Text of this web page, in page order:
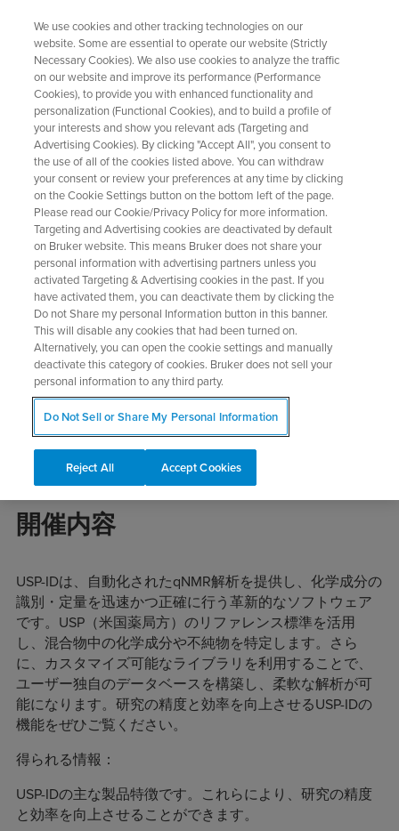
WEBINAR
ワンクリックで化学成分の識
別・定量を実現するqNMR解析
ソフトウェアUSP-IDのご紹介
USP-ID; a qNMR analysis software that enables
identification and quantification of chemical
components with one click
オンデマンドで見る
開催内容
USP-IDは、自動化されたqNMR解析を提供し、化学成分の
識別・定量を迅速かつ正確に行う革新的なソフトウェア
です。USP（米国薬局方）のリファレンス標準を活用
し、混合物中の化学成分や不純物を特定します。さら
に、カスタマイズ可能なライブラリを利用することで、
ユーザー独自のデータベースを構築し、柔軟な解析が可
能になります。研究の精度と効率を向上させるUSP-IDの
機能をぜひご覧ください。
得られる情報：
USP-IDの主な製品特徴です。これらにより、研究の精度
と効率を向上させることができます。
We use cookies and other tracking technologies on our
website. Some are essential to operate our website (Strictly
Necessary Cookies). We also use cookies to analyze the traffic
on our website and improve its performance (Performance
Cookies), to provide you with enhanced functionality and
personalization (Functional Cookies), and to build a profile of
your interests and show you relevant ads (Targeting and
Advertising Cookies). By clicking "Accept All", you consent to
the use of all of the cookies listed above. You can withdraw
your consent or review your preferences at any time by clicking
on the Cookie Settings button on the bottom left of the page.
Please read our Cookie/Privacy Policy for more information.
Targeting and Advertising cookies are deactivated by default
on Bruker website. This means Bruker does not share your
personal information with advertising partners unless you
activated Targeting & Advertising cookies in the past. If you
have activated them, you can deactivate them by clicking the
Do not Share my personal Information button in this banner.
This will disable any cookies that had been turned on.
Alternatively, you can open the cookie settings and manually
deactivate this category of cookies. Bruker does not sell your
personal information to any third party.
Do Not Sell or Share My Personal Information
Reject All Accept Cookies